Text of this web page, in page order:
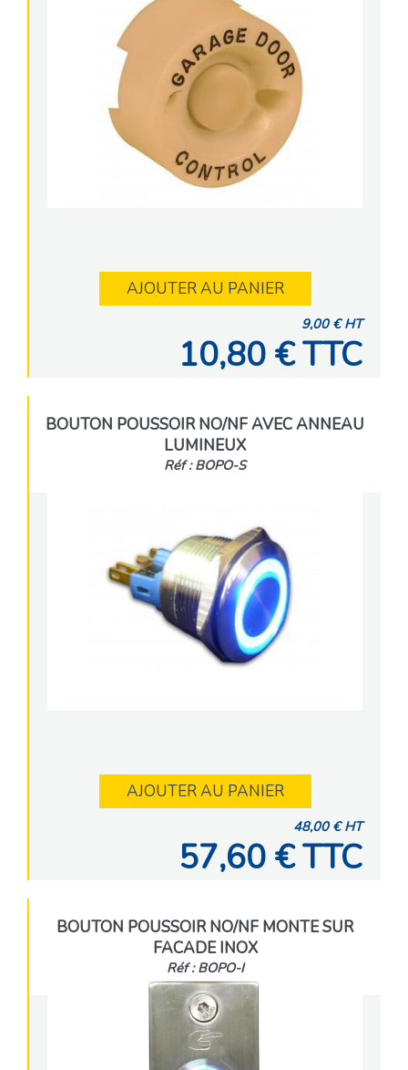
AJOUTER AU PANIER
9,00 € HT
10,80 € TTC
BOUTON POUSSOIR NO/NF AVEC ANNEAU
LUMINEUX
Réf : BOPO-S
AJOUTER AU PANIER
48,00 € HT
57,60 € TTC
BOUTON POUSSOIR NO/NF MONTE SUR
FACADE INOX
Réf : BOPO-I